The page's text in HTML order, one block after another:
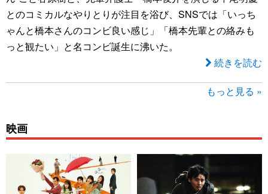
とのコミカルなやりとりが注目を浴び、SNSでは「いっち
ゃんと橋本さんのコンビ良い感じ」「橋本先輩との絡みも
っと観たい」と名コンビ誕生に沸いた。
続きを読む
もっと見る »
映画